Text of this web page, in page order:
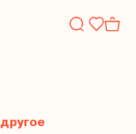
другое